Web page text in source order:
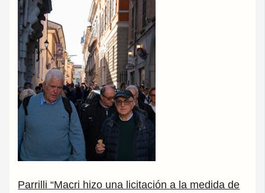
Parrilli “Macri hizo una licitación a la medida de